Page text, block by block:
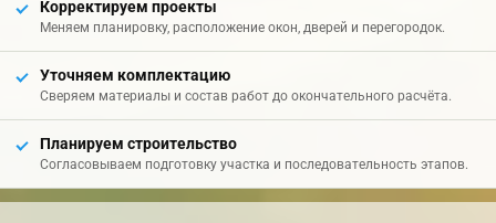
Корректируем проекты
Меняем планировку, расположение окон, дверей и перегородок.
Уточняем комплектацию
Сверяем материалы и состав работ до окончательного расчёта.
Планируем строительство
Согласовываем подготовку участка и последовательность этапов.